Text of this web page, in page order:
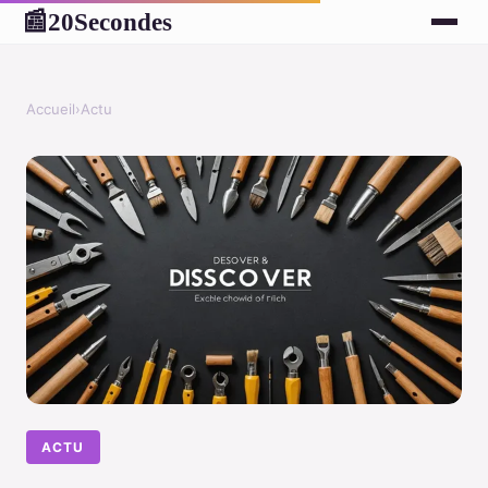
📰20Secondes
Accueil›Actu
ACTU